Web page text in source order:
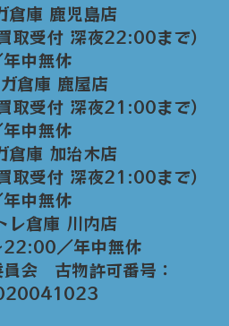
倉庫 鹿児島店
受付 深夜22:00まで）
中無休
倉庫 鹿屋店
受付 深夜21:00まで）
中無休
倉庫 加治木店
受付 深夜21:00まで）
中無休
レ倉庫 川内店
／年中無休
会 古物許可番号：